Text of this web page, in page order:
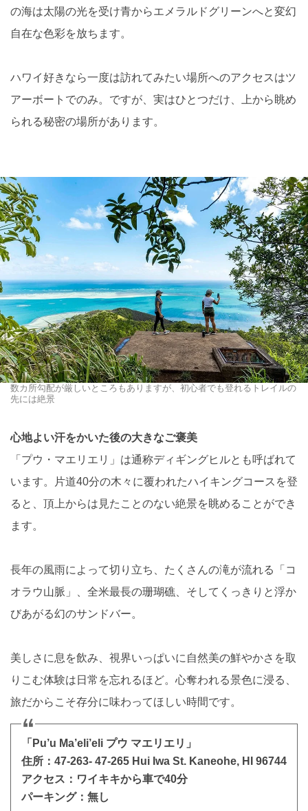
の海は太陽の光を受け青からエメラルドグリーンへと変幻
自在な色彩を放ちます。
ハワイ好きなら一度は訪れてみたい場所へのアクセスはツ
アーボートでのみ。ですが、実はひとつだけ、上から眺め
られる秘密の場所があります。
数カ所勾配が厳しいところもありますが、初心者でも登れるトレイルの
先には絶景
心地よい汗をかいた後の大きなご褒美
「プウ・マエリエリ」は通称ディギングヒルとも呼ばれて
います。片道40分の木々に覆われたハイキングコースを登
ると、頂上からは見たことのない絶景を眺めることができ
ます。
長年の風雨によって切り立ち、たくさんの滝が流れる「コ
オラウ山脈」、全米最長の珊瑚礁、そしてくっきりと浮か
びあがる幻のサンドバー。
美しさに息を飲み、視界いっぱいに自然美の鮮やかさを取
りこむ体験は日常を忘れるほど。心奪われる景色に浸る、
旅だからこそ存分に味わってほしい時間です。
「Pu’u Ma’eli’eli プウ マエリエリ」
住所：47-263- 47-265 Hui Iwa St. Kaneohe, HI 96744
アクセス：ワイキキから車で40分
パーキング：無し